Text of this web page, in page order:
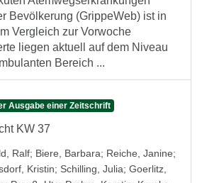
Bevölkerung (GrippeWeb) ist in
Vergleich zur Vorwoche
liegen aktuell auf dem Niveau
Bereich ...
Ausgabe einer Zeitschrift
KW 37
Ralf; Biere, Barbara; Reiche, Janine;
Kristin; Schilling, Julia; Goerlitz,